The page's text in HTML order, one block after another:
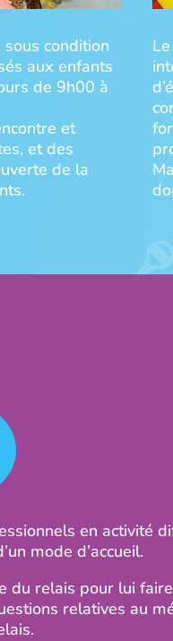
sous condition
aux enfants
de 9h00 à
et
et des
de la
en activité
mode d’accueil.
du relais pour lui
relatives au